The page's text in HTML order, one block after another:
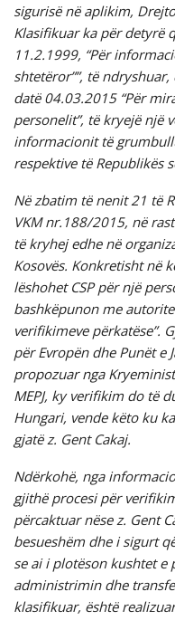
sigurisë në aplikim,
Klasifikuar ka për detyrë
11.2.1999, “Për
shtetëror””, të
datë 04.03.2015 “Për
personelit”, të kryejë një
informacionit të
respektive të Republikës
Në zbatim të nenit 21 të
VKM nr.188/2015, në
të kryhej edhe në
Kosovës. Konkretisht në
lëshohet CSP për një
bashkëpunon me
verifikimeve përkatëse”.
për Evropën dhe Punët e
propozuar nga
MEPJ, ky verifikim do të
Hungari, vende këto ku
gjatë z. Gent Cakaj.
Ndërkohë, nga
gjithë procesi për
përcaktuar nëse z. Gent
besueshëm dhe i sigurt
se ai i plotëson kushtet
administrimin dhe
klasifikuar, është